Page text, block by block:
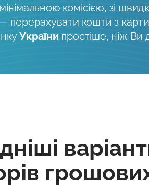
комісією, зі
перерахувати кошти з
України простіше, ніж Ви